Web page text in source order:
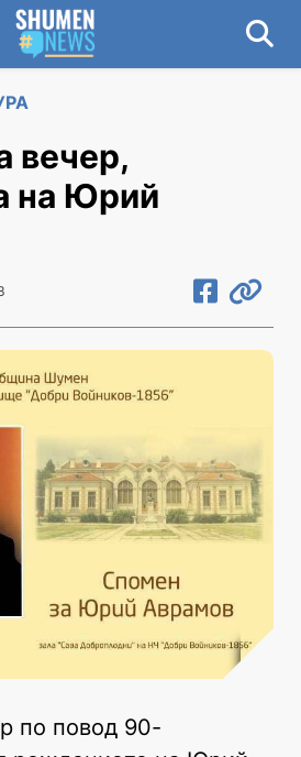
вечер,
на Юрий
по повод 90-